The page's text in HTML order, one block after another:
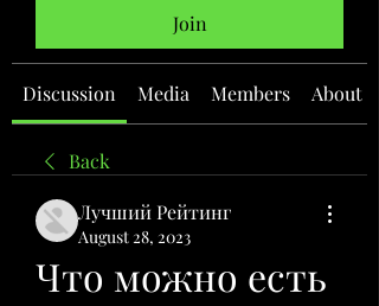
Join
Discussion Media Members About
Back
Лучший Рейтинг
August 28, 2023
Что можно есть